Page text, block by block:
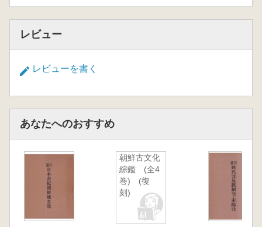
レビュー
レビューを書く
あなたへのおすすめ
朝鮮古文化
綜鑑 (全4
巻) (復
刻)